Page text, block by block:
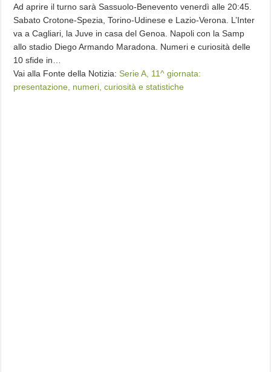
Ad aprire il turno sarà Sassuolo-Benevento venerdì alle 20:45.
Sabato Crotone-Spezia, Torino-Udinese e Lazio-Verona. L’Inter
va a Cagliari, la Juve in casa del Genoa. Napoli con la Samp
allo stadio Diego Armando Maradona. Numeri e curiosità delle
10 sfide in…
Vai alla Fonte della Notizia:Serie A, 11^ giornata:
presentazione, numeri, curiosità e statistiche